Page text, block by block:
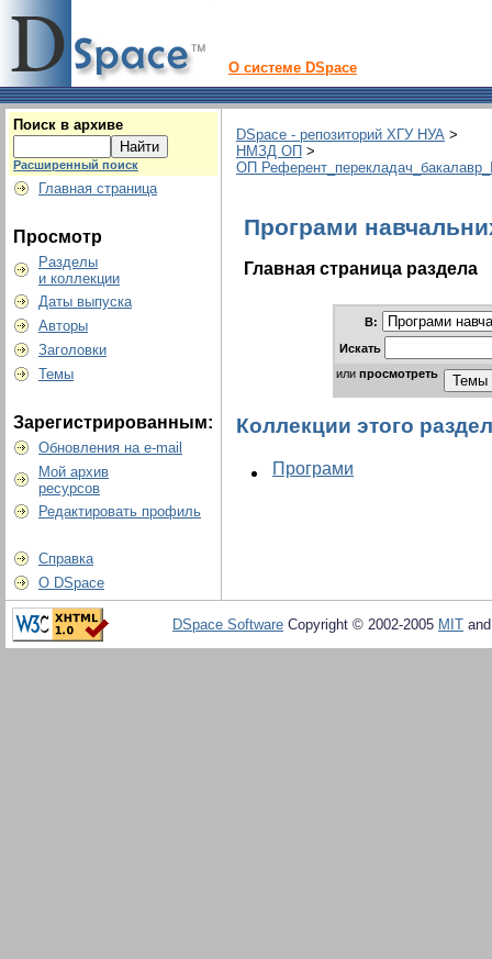
О системе DSpace
Поиск в архиве
Расширенный поиск
Главная страница
Просмотр
Разделы
и коллекции
Даты выпуска
Авторы
Заголовки
Темы
Зарегистрированным:
Обновления на e-mail
Мой архив
ресурсов
Редактировать профиль
Справка
О DSpace
DSpace - репозиторий ХГУ НУА >
НМЗД ОП >
ОП
Програми
Главная страница раздела
В:
Искать
или просмотреть
Коллекции этого
Програми
DSpace Software Copyright © 2002-2005 MIT